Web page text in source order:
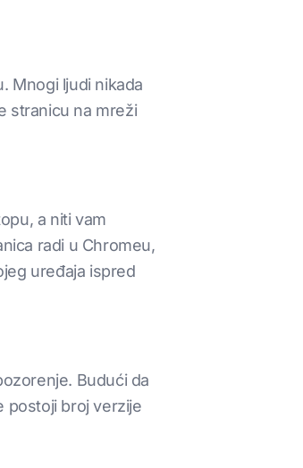
Mnogi ljudi nikada
stranicu na mreži
a niti vam
radi u Chromeu,
uređaja ispred
Budući da
postoji broj verzije